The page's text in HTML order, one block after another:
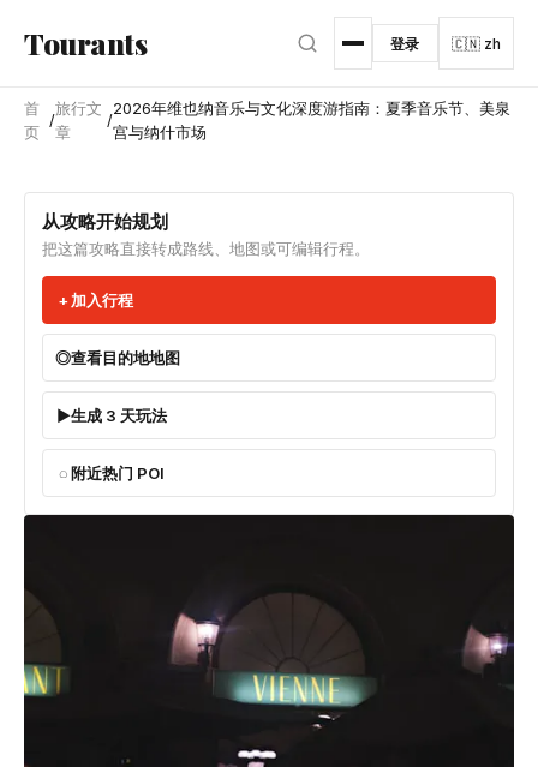
Tourants 登录 🇨🇳 zh
首
页
/
旅行文
章
/
2026年维也纳音乐与文化深度游指南：夏季音乐节、美泉
宫与纳什市场
从攻略开始规划
把这篇攻略直接转成路线、地图或可编辑行程。
加入行程
查看目的地地图
生成 3 天玩法
附近热门 POI